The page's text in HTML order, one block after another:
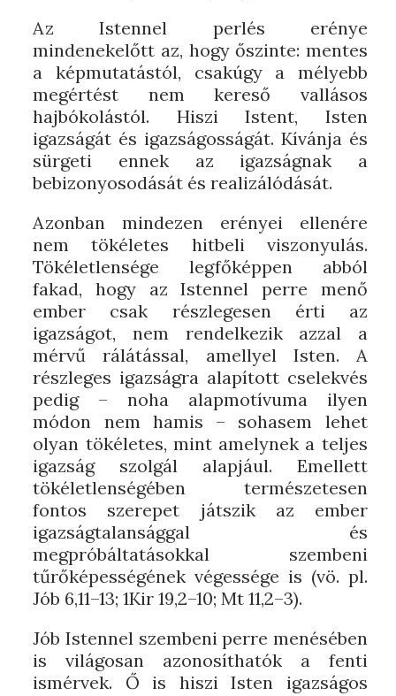
Az Istennel perlés erénye
mindenekelőtt az, hogy őszinte: mentes
a képmutatástól, csakúgy a mélyebb
megértést nem kereső vallásos
hajbókolástól. Hiszi Istent, Isten
igazságát és igazságosságát. Kívánja és
sürgeti ennek az igazságnak a
bebizonyosodását és realizálódását.
Azonban mindezen erényei ellenére
nem tökéletes hitbeli viszonyulás.
Tökéletlensége legfőképpen abból
fakad, hogy az Istennel perre menő
ember csak részlegesen érti az
igazságot, nem rendelkezik azzal a
mérvű rálátással, amellyel Isten. A
részleges igazságra alapított cselekvés
pedig – noha alapmotívuma ilyen
módon nem hamis – sohasem lehet
olyan tökéletes, mint amelynek a teljes
igazság szolgál alapjául. Emellett
tökéletlenségében természetesen
fontos szerepet játszik az ember
igazságtalansággal és
megpróbáltatásokkal szembeni
tűrőképességének végessége is (vö. pl.
Jób 6,11–13; 1Kir 19,2–10; Mt 11,2–3).
Jób Istennel szembeni perre menésében
is világosan azonosíthatók a fenti
ismérvek. Ő is hiszi Isten igazságos